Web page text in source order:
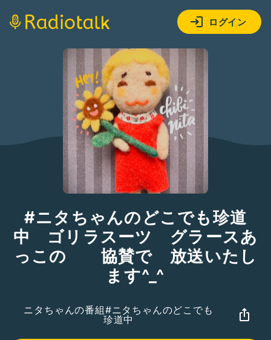
ログイン
#ニタちゃんのどこでも珍道
中 ゴリラスーツ グラースあ
っこの 協賛で 放送いたし
ます^_^
ニタちゃんの番組#ニタちゃんのどこでも
珍道中